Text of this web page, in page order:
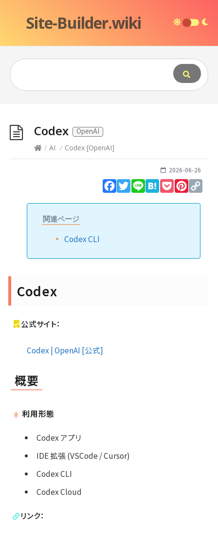
Site-Builder.wiki
Codex
OpenAI
/ AI / Codex [OpenAI]
2026-06-26
Facebook
Twitter
Line HatenaPocket
関連ページ
Codex CLI
Codex
公式サイト：
Codex | OpenAI [公式]
概要
利用形態
Codex アプリ
IDE 拡張 (VSCode / Cursor)
Codex CLI
Codex Cloud
リンク：